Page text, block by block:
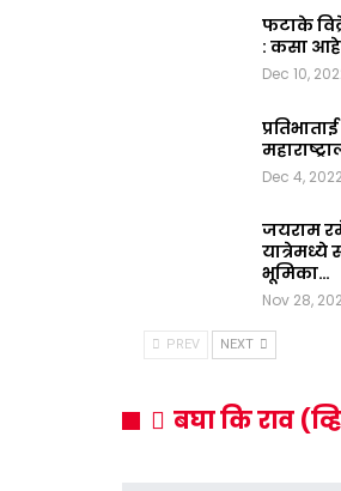
फटाके
: कसा आहे
Dec 10,
Dec 4, 2022
जयराम
यात्रेमध्ये
भूमिका…
Nov 28,
PREV NEXT
बघा कि राव